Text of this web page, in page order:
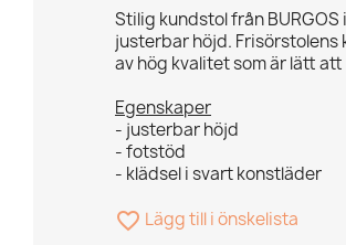
Stilig kundstol från
justerbar höjd.
av hög kvalitet som är lätt
Egenskaper
- justerbar höjd
- fotstöd
- klädsel i svart konstläder
favorite_border Lägg till i önskelista